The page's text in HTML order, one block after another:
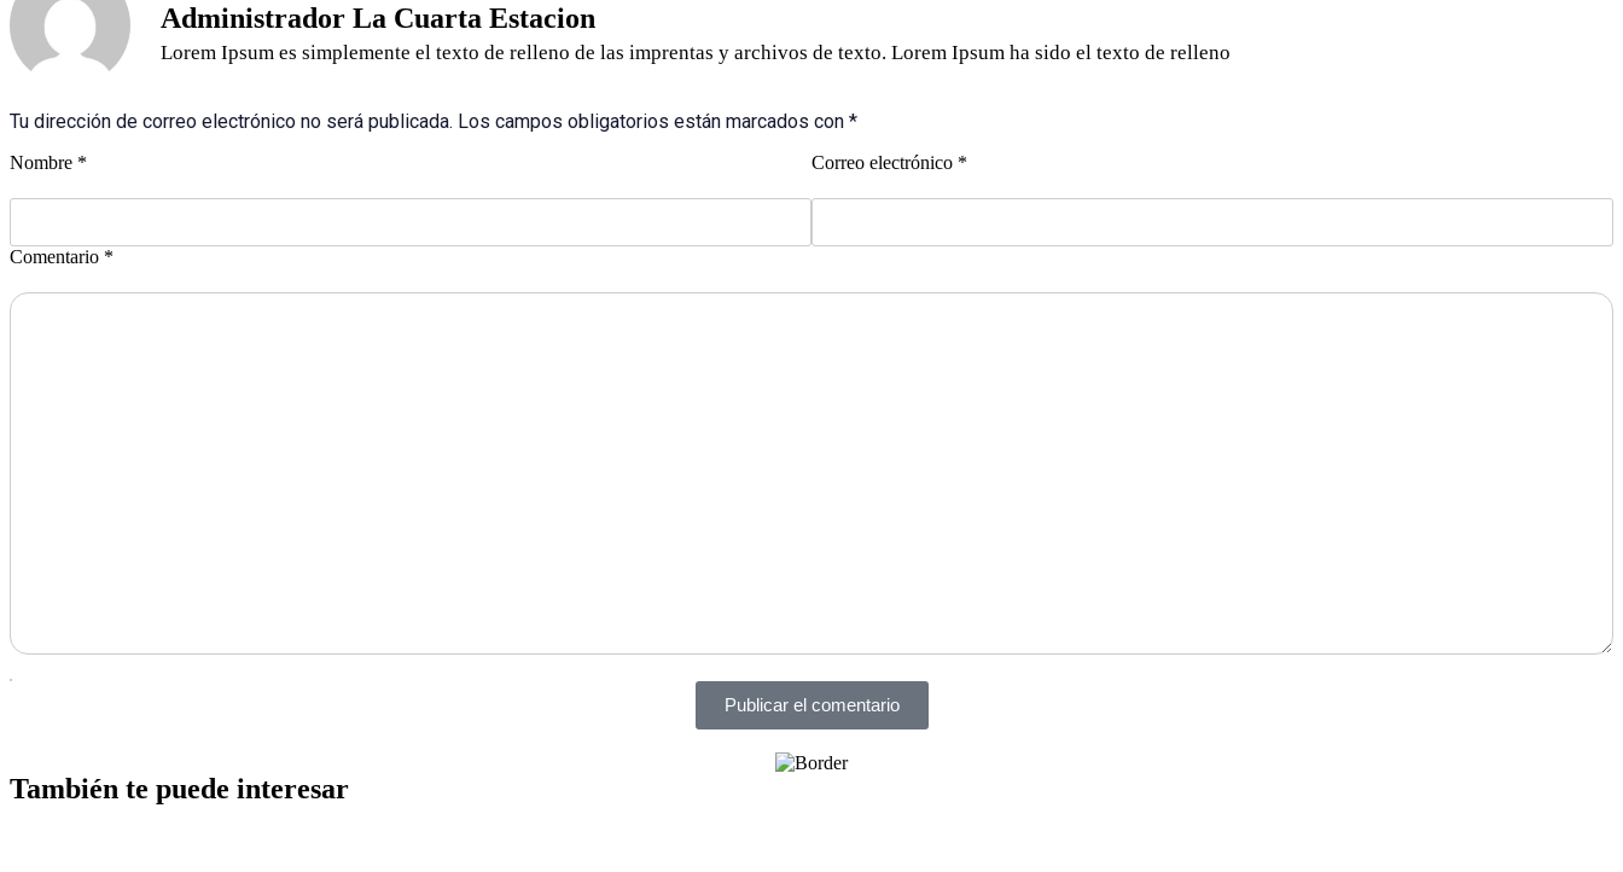
Administrador La Cuarta Estacion
Lorem Ipsum es simplemente el texto de relleno de las imprentas y archivos de texto. Lorem Ipsum ha sido el texto de relleno
Tu dirección de correo electrónico no será publicada. Los campos obligatorios están marcados con *
Nombre * Correo electrónico *
Comentario *
Publicar el comentario
También te puede interesar